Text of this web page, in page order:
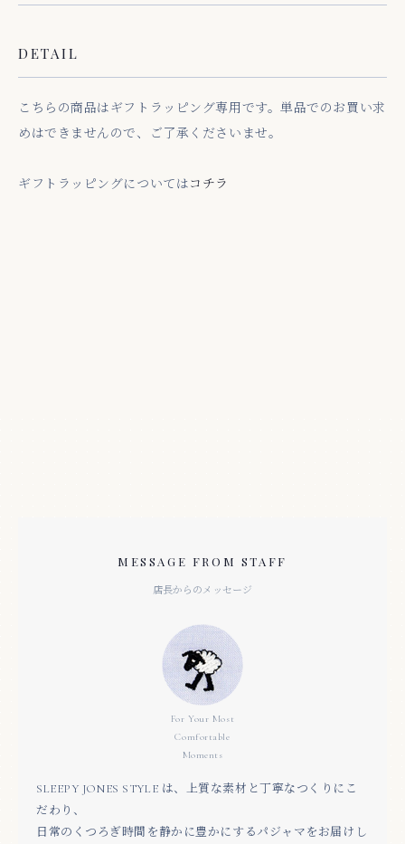
DETAIL
こちらの商品はギフトラッピング専用です。単品でのお買い求
めはできませんので、ご了承くださいませ。
ギフトラッピングについてはコチラ
MESSAGE FROM STAFF
店長からのメッセージ
For Your Most
Comfortable
Moments
SLEEPY JONES STYLE は、上質な素材と丁寧なつくりにこ
だわり、
日常のくつろぎ時間を静かに豊かにするパジャマをお届けし